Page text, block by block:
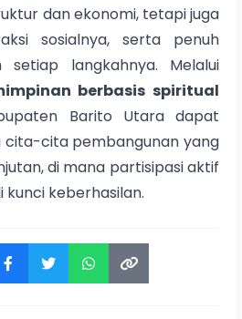
dan ekonomi, tetapi juga
sosialnya, serta penuh
setiap langkahnya. Melalui
berbasis spiritual
Barito Utara dapat
cita-cita pembangunan yang
di mana partisipasi aktif
keberhasilan.